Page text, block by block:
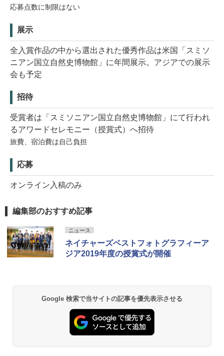
応募点数に制限はない
展示
全入賞作品の中から選出された優秀作品は米国「スミソ
ニアン国立自然史博物館」に年間展示。アジアでの展示
会も予定
招待
受賞者は「スミソニアン国立自然史博物館」にて行われ
るアワードセレモニー（授賞式）へ招待
旅費、宿泊費は自己負担
応募
オンライン入稿のみ
編集部のおすすめ記事
ニュース
ネイチャーズベストフォトグラフィーア
ジア2019年度の授賞式が開催
Google 検索で当サイトの記事を優先表示させる